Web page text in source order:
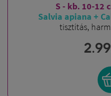
S - kb. 10-12
Salvia apiana +
tisztítás,